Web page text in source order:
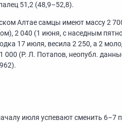
51,2 (48,9–52,8).
Алтае самцы имеют массу 2
2 040 (1 июня, с наседным
17 июля, весила 2 250, а 2
000 (Р. Л. Потапов, неопубл.
июля успевают сменить 6–7